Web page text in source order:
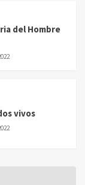
del Hombre
vivos